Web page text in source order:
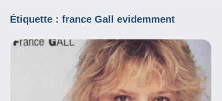
Étiquette : france Gall evidemment